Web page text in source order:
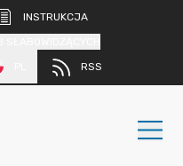
INSTRUKCJA
RSS